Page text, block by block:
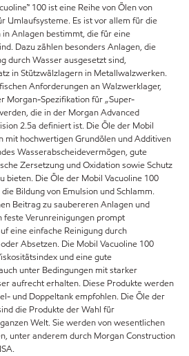
100 ist eine Reihe von Ölen von
Umlaufsysteme. Es ist vor allem für die
Anlagen bestimmt, die für eine
Dazu zählen besonders Anlagen, die
durch Wasser ausgesetzt sind,
in Stützwälzlagern in Metallwalzwerken.
Anforderungen an Walzwerklager,
Morgan-Spezifikation für „Super-
die in der Morgan Advanced
2.5a definiert ist. Die Öle der Mobil
mit hochwertigen Grundölen und Additiven
Wasserabscheidevermögen, gute
Zersetzung und Oxidation sowie Schutz
bieten. Die Öle der Mobil Vacuoline 100
Bildung von Emulsion und Schlamm.
Beitrag zu saubereren Anlagen und
feste Verunreinigungen prompt
eine einfache Reinigung durch
Absetzen. Die Mobil Vacuoline 100
und eine gute
unter Bedingungen mit starker
aufrecht erhalten. Diese Produkte werden
und Doppeltank empfohlen. Die Öle der
die Produkte der Wahl für
Welt. Sie werden von wesentlichen
unter anderem durch Morgan Construction